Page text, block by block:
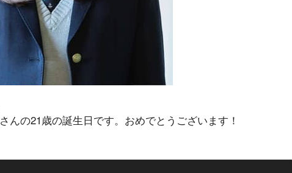
さんの21歳の誕生日です。おめでとうございます！